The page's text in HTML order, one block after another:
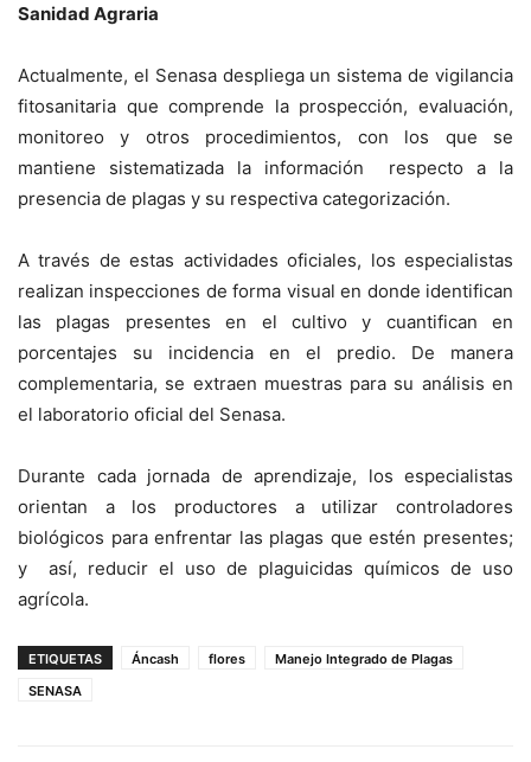
Sanidad Agraria
Actualmente, el Senasa despliega un sistema de vigilancia
fitosanitaria que comprende la prospección, evaluación,
monitoreo y otros procedimientos, con los que se
mantiene sistematizada la información respecto a la
presencia de plagas y su respectiva categorización.
A través de estas actividades oficiales, los especialistas
realizan inspecciones de forma visual en donde identifican
las plagas presentes en el cultivo y cuantifican en
porcentajes su incidencia en el predio. De manera
complementaria, se extraen muestras para su análisis en
el laboratorio oficial del Senasa.
Durante cada jornada de aprendizaje, los especialistas
orientan a los productores a utilizar controladores
biológicos para enfrentar las plagas que estén presentes;
y así, reducir el uso de plaguicidas químicos de uso
agrícola.
ETIQUETAS Áncash flores
Manejo Integrado de Plagas
SENASA